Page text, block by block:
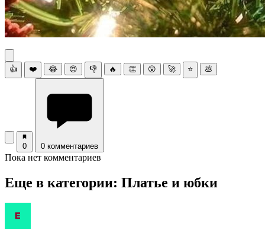
👍 ❤️ 😂 😍 👎 🔥 👏 😮 🚀 ⭐ 💩
0 0 комментариев
Пока нет комментариев
Еще в категории: Платье и юбки